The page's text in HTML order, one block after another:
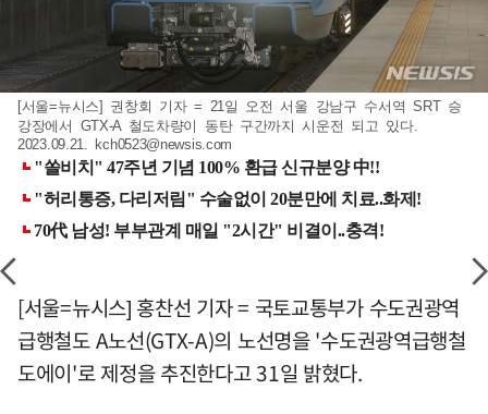
[서울=뉴시스] 권창회 기자 = 21일 오전 서울 강남구 수서역 SRT 승
강장에서 GTX-A 철도차량이 동탄 구간까지 시운전 되고 있다.
2023.09.21. kch0523@newsis.com
[서울=뉴시스] 홍찬선 기자 = 국토교통부가 수도권광역
급행철도 A노선(GTX-A)의 노선명을 '수도권광역급행철
도에이'로 제정을 추진한다고 31일 밝혔다.